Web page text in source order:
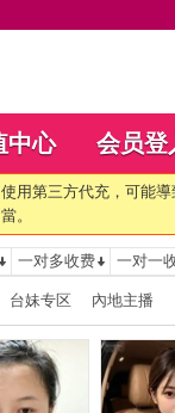
中心 会员登
使用第三方代充，可能
當。
一对多收费 一对一
台妹专区 內地主播